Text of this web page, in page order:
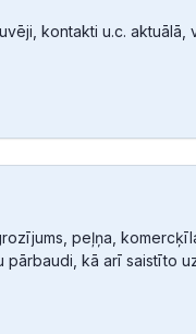
kontakti u.c. aktuālā,
peļņa,
kā arī saistīto